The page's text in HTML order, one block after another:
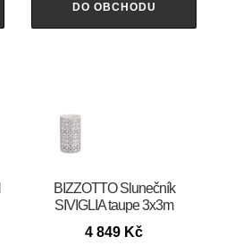
DO OBCHODU
BIZZOTTO Slunečník
SIVIGLIA taupe 3x3m
4 849 Kč